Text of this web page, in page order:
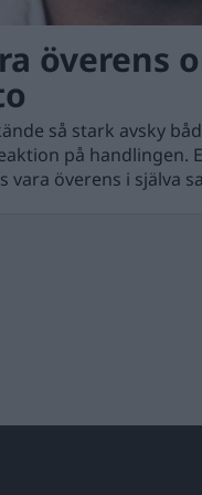
överens
så stark avsky
på handlingen.
vara överens i själva